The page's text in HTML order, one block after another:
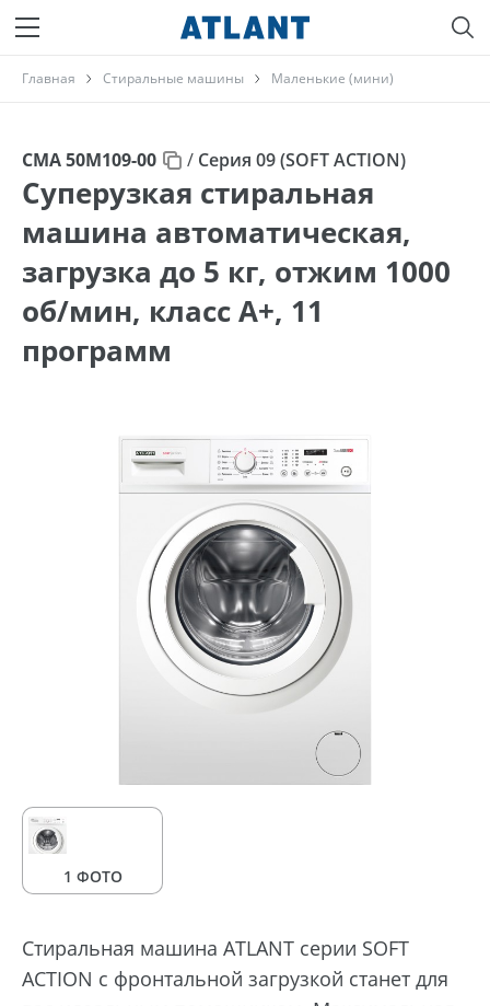
Главная Стиральные машины Маленькие (мини)
СМА 50М109-00 / Серия 09 (SOFT ACTION)
Суперузкая стиральная
машина автоматическая,
загрузка до 5 кг, отжим 1000
об/мин, класс A+, 11
программ
1 ФОТО
Стиральная машина ATLANT серии SOFT
ACTION с фронтальной загрузкой станет для